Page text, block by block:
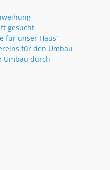
gesucht
für unser Haus“
für den Umbau
Umbau durch